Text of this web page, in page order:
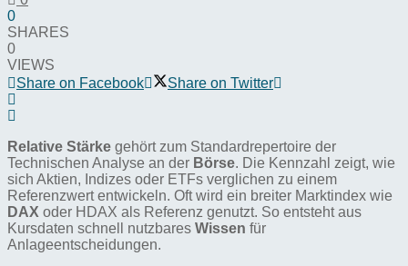
0
SHARES
0
VIEWS
Share on Facebook
Share on Twitter
Relative Stärke gehört zum Standardrepertoire der
Technischen Analyse an der Börse. Die Kennzahl zeigt, wie
sich Aktien, Indizes oder ETFs verglichen zu einem
Referenzwert entwickeln. Oft wird ein breiter Marktindex wie
DAX oder HDAX als Referenz genutzt. So entsteht aus
Kursdaten schnell nutzbares Wissen für
Anlageentscheidungen.